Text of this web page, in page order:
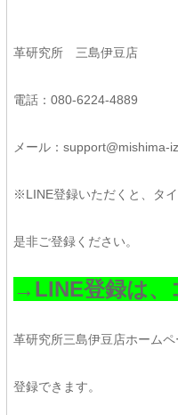
革研究所 三島伊豆店
電話：080-6224-4889
メール：support@mishima-
※LINE登録いただくと、タ
是非ご登録ください。
→LINE登録は、
革研究所三島伊豆店ホーム
登録できます。